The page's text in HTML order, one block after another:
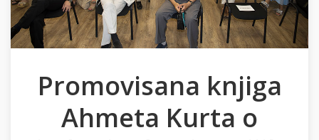
Promovisana knjiga
Ahmeta Kurta o